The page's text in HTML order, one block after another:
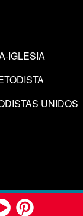
IGLESIA
UNIDOS